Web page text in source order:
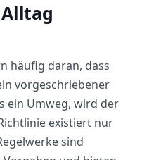
häufig daran, dass
vorgeschriebener
ein Umweg, wird der
existiert nur
sind